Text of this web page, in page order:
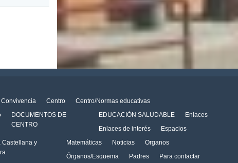
Convivencia Centro
Centro/Normas educativas
DOCUMENTOS DE
CENTRO
EDUCACIÓN SALUDABLE
Enlaces
Enlaces de interés
Espacios
Castellana y
Matemáticas Noticias
Organos
Órganos/Esquema
Padres
Para contactar